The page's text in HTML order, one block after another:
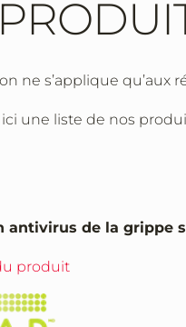
ne s’applique qu’aux
une liste de nos
antivirus de la grippe
produit